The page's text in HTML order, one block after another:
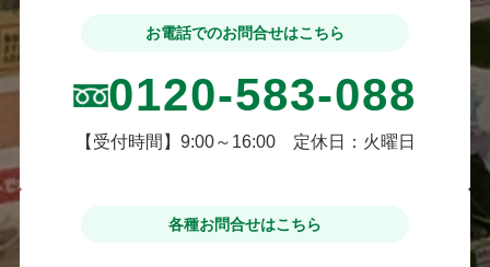
動画の最後にお伝えしたことも
地震対策にかなり重要なことで
す。
是非ご視聴いただきご参考にし
ていただければ幸いです。
お電話でのお問合せはこちら
0120-583-088
【受付時間】9:00～16:00 定休日：火曜日
各種お問合せはこちら